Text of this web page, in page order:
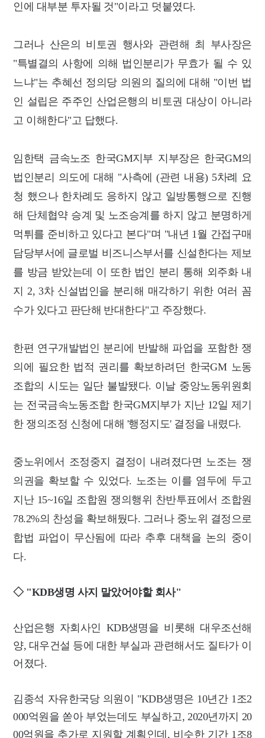
인에 대부분 투자될 것"이라고 덧붙였다.
그러나 산은의 비토권 행사와 관련해 최 부사장은
"특별결의 사항에 의해 법인분리가 무효가 될 수 있
느냐"는 추혜선 정의당 의원의 질의에 대해 "이번 법
인 설립은 주주인 산업은행의 비토권 대상이 아니라
고 이해한다"고 답했다.
임한택 금속노조 한국GM지부 지부장은 한국GM의
법인분리 의도에 대해 "사측에 (관련 내용) 5차례 요
청 했으나 한차례도 응하지 않고 일방통행으로 진행
해 단체협약 승계 및 노조승계를 하지 않고 분명하게
먹튀를 준비하고 있다고 본다"며 "내년 1월 간접구매
담당부서에 글로벌 비즈니스부서를 신설한다는 제보
를 방금 받았는데 이 또한 법인 분리 통해 외주화 내
지 2, 3차 신설법인을 분리해 매각하기 위한 여러 꼼
수가 있다고 판단해 반대한다"고 주장했다.
한편 연구개발법인 분리에 반발해 파업을 포함한 쟁
의에 필요한 법적 권리를 확보하려던 한국GM 노동
조합의 시도는 일단 불발됐다. 이날 중앙노동위원회
는 전국금속노동조합 한국GM지부가 지난 12일 제기
한 쟁의조정 신청에 대해 '행정지도' 결정을 내렸다.
중노위에서 조정중지 결정이 내려졌다면 노조는 쟁
의권을 확보할 수 있었다. 노조는 이를 염두에 두고
지난 15~16일 조합원 쟁의행위 찬반투표에서 조합원
78.2%의 찬성을 확보해뒀다. 그러나 중노위 결정으로
합법 파업이 무산됨에 따라 추후 대책을 논의 중이
다.
◇ "KDB생명 사지 말았어야할 회사"
산업은행 자회사인 KDB생명을 비롯해 대우조선해
양, 대우건설 등에 대한 부실과 관련해서도 질타가 이
어졌다.
김종석 자유한국당 의원이 "KDB생명은 10년간 1조2
000억원을 쏟아 부었는데도 부실하고, 2020년까지 20
00억원을 추가로 지원할 계획인데, 비슷한 기간 1조8